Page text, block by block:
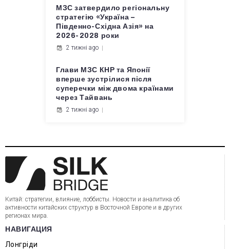
МЗС затвердило регіональну
стратегію «Україна –
Південно-Східна Азія» на
2026-2028 роки
2 тижні ago
Глави МЗС КНР та Японії
вперше зустрілися після
суперечки між двома країнами
через Тайвань
2 тижні ago
Китай: стратегии, влияние, лоббисты. Новости и аналитика об
активности китайских структур в Восточной Европе и в других
регионах мира.
НАВИГАЦИЯ
Лонгріди